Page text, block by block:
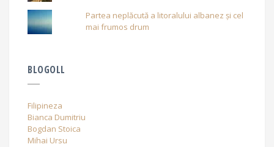
Partea neplăcută a litoralului albanez și cel
mai frumos drum
BLOGOLL
Filipineza
Bianca Dumitriu
Bogdan Stoica
Mihai Ursu